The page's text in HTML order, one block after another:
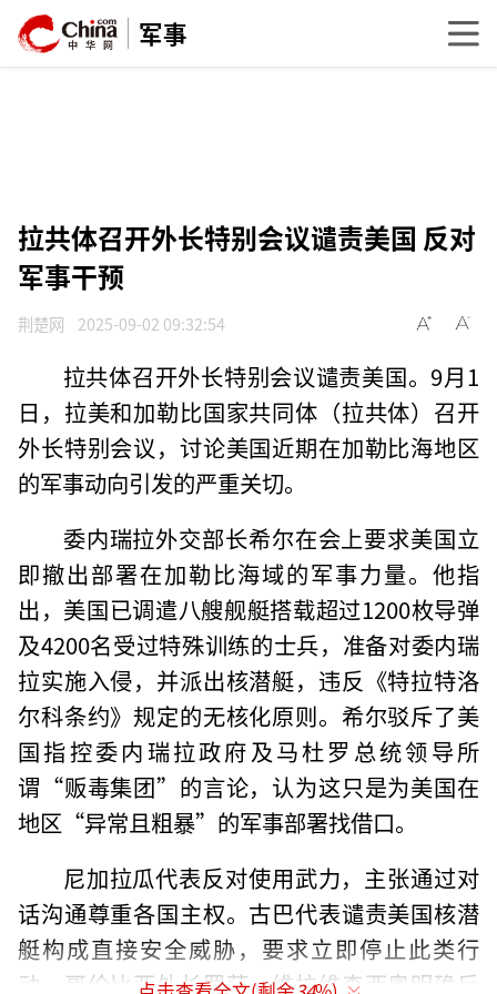
军事
拉共体召开外长特别会议谴责美国 反对
军事干预
荆楚网 2025-09-02 09:32:54
拉共体召开外长特别会议谴责美国。9月1
日，拉美和加勒比国家共同体（拉共体）召开
外长特别会议，讨论美国近期在加勒比海地区
的军事动向引发的严重关切。
委内瑞拉外交部长希尔在会上要求美国立
即撤出部署在加勒比海域的军事力量。他指
出，美国已调遣八艘舰艇搭载超过1200枚导弹
及4200名受过特殊训练的士兵，准备对委内瑞
拉实施入侵，并派出核潜艇，违反《特拉特洛
尔科条约》规定的无核化原则。希尔驳斥了美
国指控委内瑞拉政府及马杜罗总统领导所
谓“贩毒集团”的言论，认为这只是为美国在
地区“异常且粗暴”的军事部署找借口。
尼加拉瓜代表反对使用武力，主张通过对
话沟通尊重各国主权。古巴代表谴责美国核潜
艇构成直接安全威胁，要求立即停止此类行
动。哥伦比亚外长罗莎·维拉维森西奥明确反